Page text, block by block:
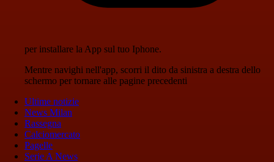
per installare la App sul tuo Iphone.
Mentre navighi nell'app, scorri il dito da sinistra a destra dello
schermo per tornare alle pagine precedenti
Ultime notizie
News Milan
Rassegna
Calciomercato
Pagelle
Serie A News